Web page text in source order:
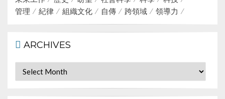
管理
紀律 組織文化 自傳 跨領域 領導力
ARCHIVES
Archives